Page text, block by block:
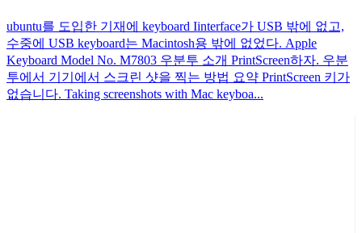
ubuntu를 도입한 기재에 keyboard Iinterface가 USB 밖에 없고,
수중에 USB keyboard는 Macintosh용 밖에 없었다. Apple
Keyboard Model No. M7803 우분투 소개 PrintScreen하자. 우분
투에서 기기에서 스크린 샷을 찍는 방법 요약 PrintScreen 키가
없습니다. Taking screenshots with Mac keyboa...